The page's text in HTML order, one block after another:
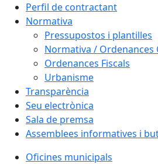
Perfil de contractant
Normativa
Pressupostos i plantilles
Normativa / Ordenances
Ordenances Fiscals
Urbanisme
Transparència
Seu electrònica
Sala de premsa
Assemblees informatives i
Oficines municipals